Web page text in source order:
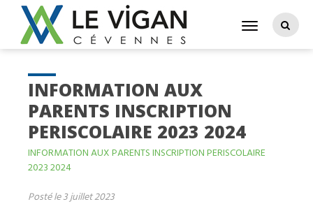
INFORMATION AUX
PARENTS INSCRIPTION
PERISCOLAIRE 2023 2024
INFORMATION AUX PARENTS INSCRIPTION PERISCOLAIRE
2023 2024
Posté le 3 juillet 2023